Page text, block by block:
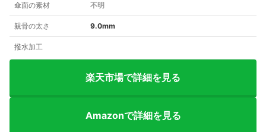
傘面の素材 不明
親骨の太さ 9.0mm
撥水加工
楽天市場で詳細を見る
Amazonで詳細を見る